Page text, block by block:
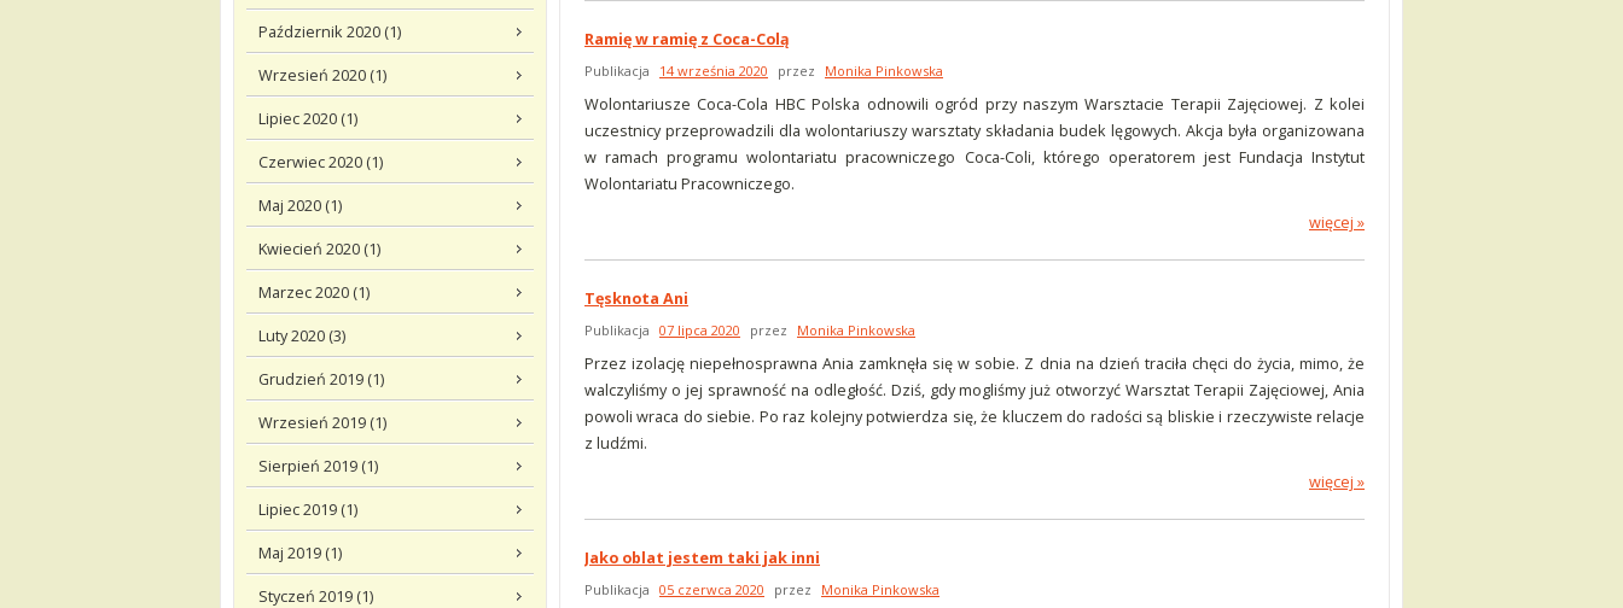
Październik 2020 (1)
Wrzesień 2020 (1)
Lipiec 2020 (1)
Czerwiec 2020 (1)
Maj 2020 (1)
Kwiecień 2020 (1)
Marzec 2020 (1)
Luty 2020 (3)
Grudzień 2019 (1)
Wrzesień 2019 (1)
Sierpień 2019 (1)
Lipiec 2019 (1)
Maj 2019 (1)
Styczeń 2019 (1)
Ramię w ramię z Coca-Colą
Publikacja 14 września 2020 przez Monika Pinkowska
Wolontariusze Coca-Cola HBC Polska odnowili ogród przy naszym Warsztacie Terapii Zajęciowej. Z kolei
uczestnicy przeprowadzili dla wolontariuszy warsztaty składania budek lęgowych. Akcja była organizowana
w ramach programu wolontariatu pracowniczego Coca-Coli, którego operatorem jest Fundacja Instytut
Wolontariatu Pracowniczego.
więcej »
Tęsknota Ani
Publikacja 07 lipca 2020 przez Monika Pinkowska
Przez izolację niepełnosprawna Ania zamknęła się w sobie. Z dnia na dzień traciła chęci do życia, mimo, że
walczyliśmy o jej sprawność na odległość. Dziś, gdy mogliśmy już otworzyć Warsztat Terapii Zajęciowej, Ania
powoli wraca do siebie. Po raz kolejny potwierdza się, że kluczem do radości są bliskie i rzeczywiste relacje
z ludźmi.
więcej »
Jako oblat jestem taki jak inni
Publikacja 05 czerwca 2020 przez Monika Pinkowska